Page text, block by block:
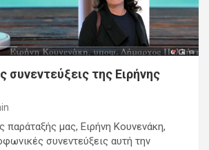
συνεντεύξεις της Ειρήνης
παράταξής μας, Ειρήνη Κουνενάκη,
συνεντεύξεις αυτή την